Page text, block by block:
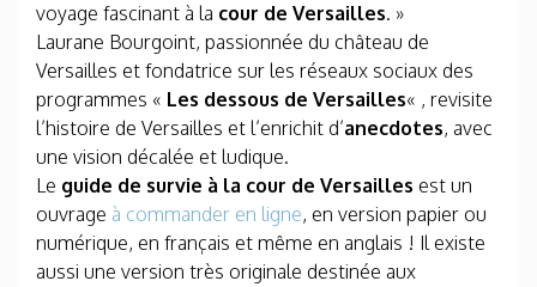
voyage fascinant à la cour de Versailles. »
Laurane Bourgoint, passionnée du château de
Versailles et fondatrice sur les réseaux sociaux des
programmes « Les dessous de Versailles« , revisite
l’histoire de Versailles et l’enrichit d’anecdotes, avec
une vision décalée et ludique.
Le guide de survie à la cour de Versailles est un
ouvrage à commander en ligne, en version papier ou
numérique, en français et même en anglais ! Il existe
aussi une version très originale destinée aux